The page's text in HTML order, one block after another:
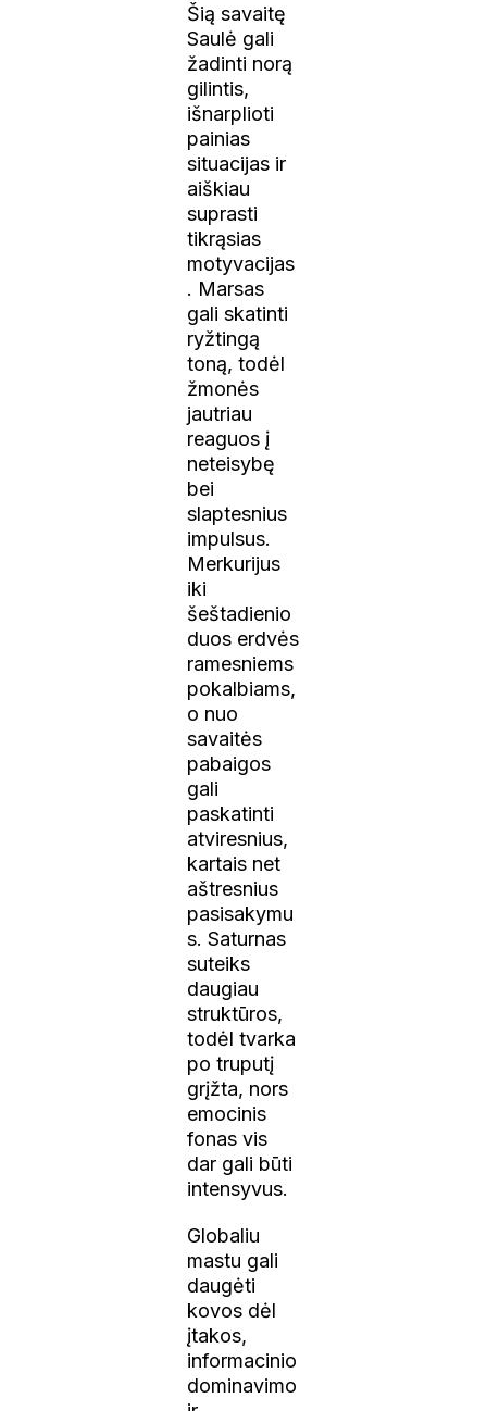
Šią savaitę
Saulė gali
žadinti norą
gilintis,
išnarplioti
painias
situacijas ir
aiškiau
suprasti
tikrąsias
motyvacijas
. Marsas
gali skatinti
ryžtingą
toną, todėl
žmonės
jautriau
reaguos į
neteisybę
bei
slaptesnius
impulsus.
Merkurijus
iki
šeštadienio
duos erdvės
ramesniems
pokalbiams,
o nuo
savaitės
pabaigos
gali
paskatinti
atviresnius,
kartais net
aštresnius
pasisakymu
s. Saturnas
suteiks
daugiau
struktūros,
todėl tvarka
po truputį
grįžta, nors
emocinis
fonas vis
dar gali būti
intensyvus.
Globaliu
mastu gali
daugėti
kovos dėl
įtakos,
informacinio
dominavimo